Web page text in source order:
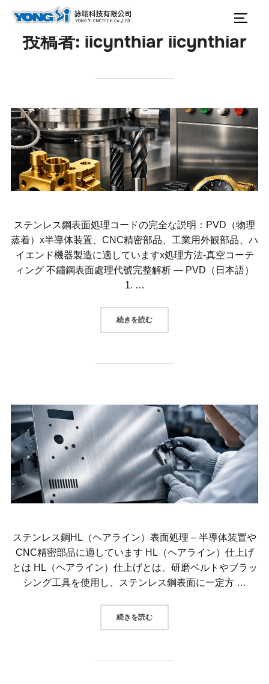
対
サ
投稿者: iicynthiar iicynthiar
ステンレス鋼表面処理コードの完全な説明：PVD（物理
蒸着）x半導体装置、CNC精密部品、工業用外観部品、ハ
イエンド機器製造に適していますx処理方法-真空コーテ
ィング 不鏽鋼表面處理代號完整解析 — PVD（日本語）
1. …
続きを読む“ステンレス鋼表面処理コードの完
ステンレス鋼HL（ヘアライン）表面処理 – 半導体装置や
CNC精密部品に適しています HL（ヘアライン）仕上げ
とは HL（ヘアライン）仕上げとは、研磨ベルトやブラッ
シング工具を使用し、ステンレス鋼表面に一定方 …
続きを読む“ステンレス鋼HL（ヘアライン）